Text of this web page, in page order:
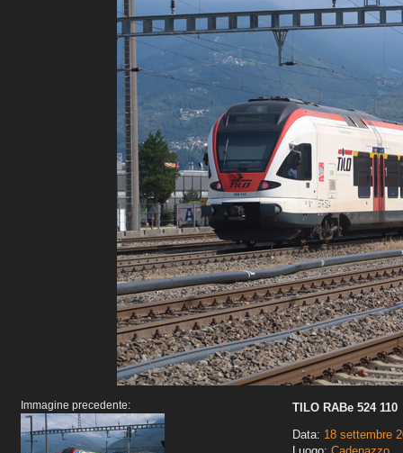
Immagine precedente:
TILO RABe 524 110
Data: 18 settembre